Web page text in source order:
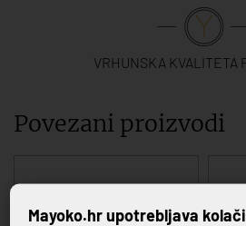
VRHUNSKA KVALITETA
Povezani proizvodi
Mayoko.hr upotrebljava